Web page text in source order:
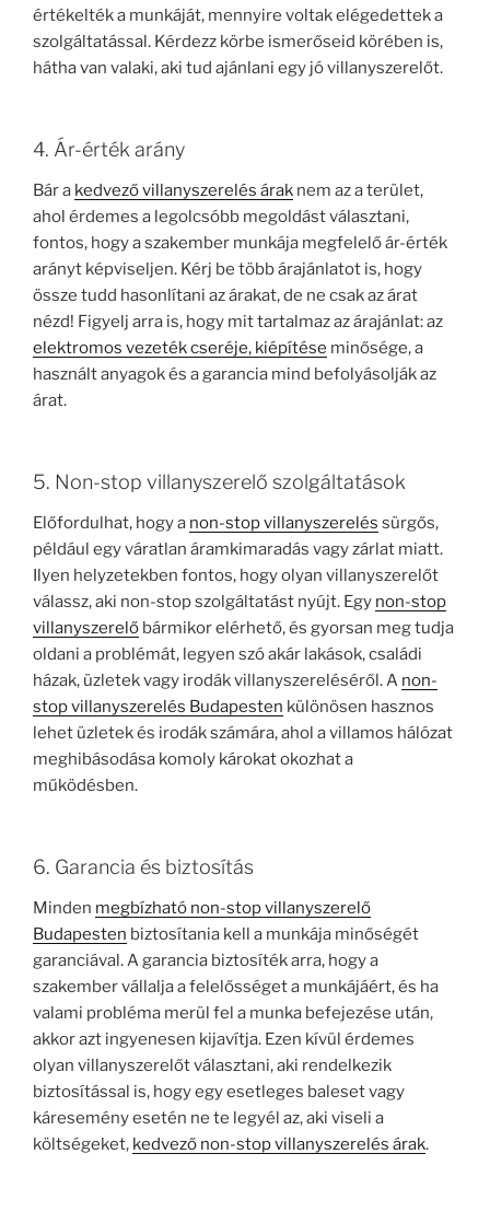
értékelték a munkáját, mennyire voltak elégedettek a
szolgáltatással. Kérdezz körbe ismerőseid körében is,
hátha van valaki, aki tud ajánlani egy jó villanyszerelőt.
4. Ár-érték arány
Bár a kedvező villanyszerelés árak nem az a terület,
ahol érdemes a legolcsóbb megoldást választani,
fontos, hogy a szakember munkája megfelelő ár-érték
arányt képviseljen. Kérj be több árajánlatot is, hogy
össze tudd hasonlítani az árakat, de ne csak az árat
nézd! Figyelj arra is, hogy mit tartalmaz az árajánlat: az
elektromos vezeték cseréje, kiépítése minősége, a
használt anyagok és a garancia mind befolyásolják az
árat.
5. Non-stop villanyszerelő szolgáltatások
Előfordulhat, hogy a non-stop villanyszerelés sürgős,
például egy váratlan áramkimaradás vagy zárlat miatt.
Ilyen helyzetekben fontos, hogy olyan villanyszerelőt
válassz, aki non-stop szolgáltatást nyújt. Egy non-stop
villanyszerelő bármikor elérhető, és gyorsan meg tudja
oldani a problémát, legyen szó akár lakások, családi
házak, üzletek vagy irodák villanyszereléséről. A non-
stop villanyszerelés Budapesten különösen hasznos
lehet üzletek és irodák számára, ahol a villamos hálózat
meghibásodása komoly károkat okozhat a
működésben.
6. Garancia és biztosítás
Minden megbízható non-stop villanyszerelő
Budapesten biztosítania kell a munkája minőségét
garanciával. A garancia biztosíték arra, hogy a
szakember vállalja a felelősséget a munkájáért, és ha
valami probléma merül fel a munka befejezése után,
akkor azt ingyenesen kijavítja. Ezen kívül érdemes
olyan villanyszerelőt választani, aki rendelkezik
biztosítással is, hogy egy esetleges baleset vagy
káresemény esetén ne te legyél az, aki viseli a
költségeket, kedvező non-stop villanyszerelés árak.